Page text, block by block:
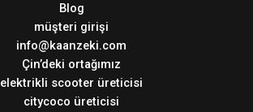
Blog
müşteri girişi
info@kaanzeki.com
Çin’deki ortağımız
elektrikli scooter üreticisi
citycoco üreticisi